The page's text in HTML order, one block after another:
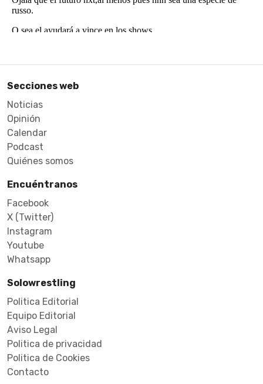
Secciones web
Noticias
Opinión
Calendar
Podcast
Quiénes somos
Encuéntranos
Facebook
X (Twitter)
Instagram
Youtube
Whatsapp
Solowrestling
Politica Editorial
Equipo Editorial
Aviso Legal
Politica de privacidad
Politica de Cookies
Contacto